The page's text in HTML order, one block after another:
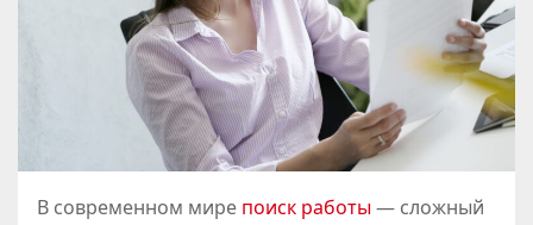
В современном мире поиск работы— сложный